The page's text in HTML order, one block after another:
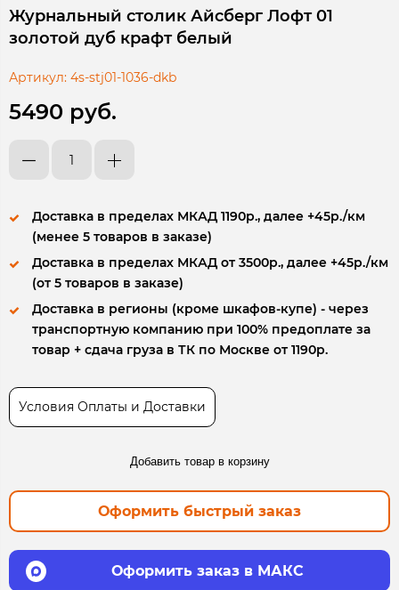
Журнальный столик Айсберг Лофт 01
золотой дуб крафт белый
Артикул: 4s-stj01-1036-dkb
5490 руб.
Доставка в пределах МКАД 1190р., далее +45р./км
(менее 5 товаров в заказе)
Доставка в пределах МКАД от 3500р., далее +45р./км
(от 5 товаров в заказе)
Доставка в регионы (кроме шкафов-купе) - через
транспортную компанию при 100% предоплате за
товар + сдача груза в ТК по Москве от 1190р.
Условия Оплаты и Доставки
Добавить товар в корзину
Оформить быстрый заказ
Оформить заказ в МАКС